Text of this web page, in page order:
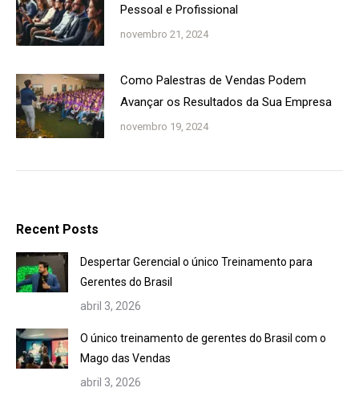
Pessoal e Profissional
novembro 21, 2024
Como Palestras de Vendas Podem
Avançar os Resultados da Sua Empresa
novembro 19, 2024
Recent Posts
Despertar Gerencial o único Treinamento para
Gerentes do Brasil
abril 3, 2026
O único treinamento de gerentes do Brasil com o
Mago das Vendas
abril 3, 2026